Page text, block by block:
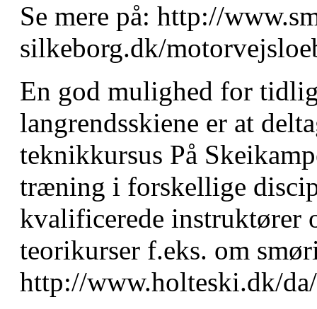
Se mere på: http://
silkeborg.dk/
En god mulighed for
langrendsskiene er at
teknikkursus På
træning i forskellige
kvalificerede instruktører
teorikurser f.eks. om
http://www.holteski.dk/